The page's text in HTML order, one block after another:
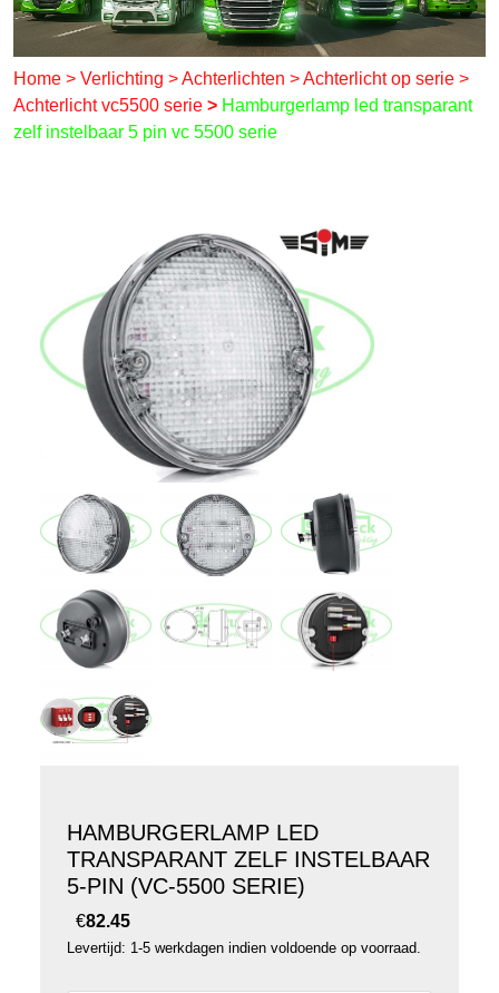
Home > Verlichting >Achterlichten >Achterlicht op serie >
Achterlicht vc5500 serie > Hamburgerlamp led transparant
zelf instelbaar 5 pin vc 5500 serie
HAMBURGERLAMP LED
TRANSPARANT ZELF INSTELBAAR
5-PIN (VC-5500 SERIE)
€82.45
Levertijd: 1-5 werkdagen indien voldoende op voorraad.